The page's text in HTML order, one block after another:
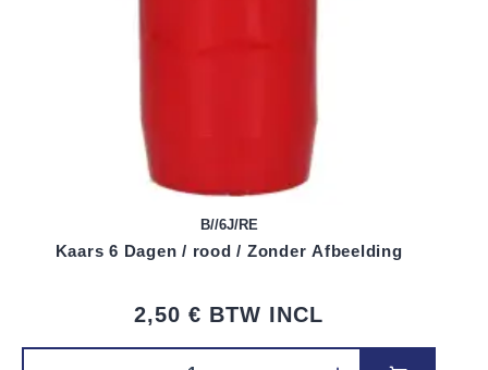
B//6J/RE
Kaars 6 Dagen / rood / Zonder Afbeelding
2,50 € BTW INCL